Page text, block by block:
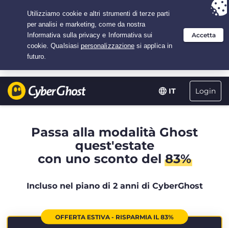
IT Login
L'offerta migliore per 2.1666666666667 anni a $
Passa alla modalità Ghost
quest'estate
con uno sconto del83%
Incluso nel piano di 2 anni di CyberGhost
OFFERTA ESTIVA - RISPARMIA IL 83%